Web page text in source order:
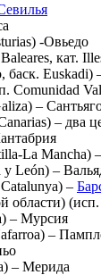
-Овьедо
кат.
баск. Euskadi)
Comunidad
–
– два
La Mancha)
León) –
–
области)
– Мурсия
–
– Мерида